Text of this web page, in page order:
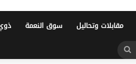
مقابلات وتحاليل سوق النعمة
بحث